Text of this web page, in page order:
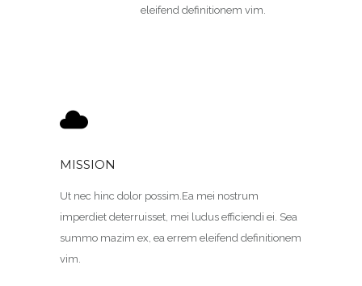
eleifend definitionem vim.
MISSION
Ut nec hinc dolor possim.Ea mei nostrum
imperdiet deterruisset, mei ludus efficiendi ei. Sea
summo mazim ex, ea errem eleifend definitionem
vim.